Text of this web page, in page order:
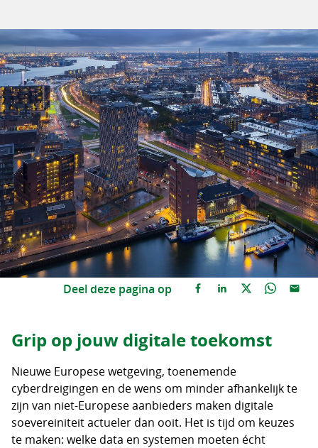
Deel deze pagina op
Grip op jouw digitale toekomst
Nieuwe Europese wetgeving, toenemende
cyberdreigingen en de wens om minder afhankelijk te
zijn van niet-Europese aanbieders maken digitale
soevereiniteit actueler dan ooit. Het is tijd om keuzes
te maken: welke data en systemen moeten écht